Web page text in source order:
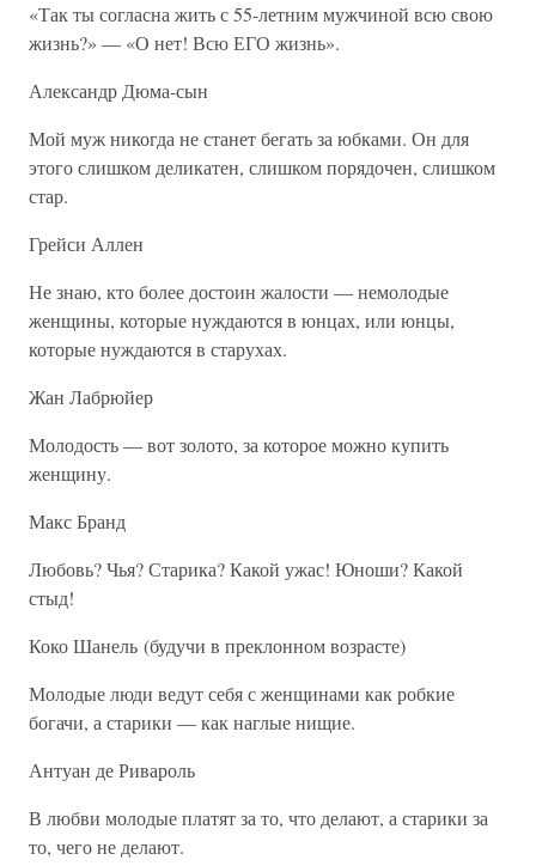
«Так ты согласна жить с 55-летним мужчиной всю свою
жизнь?» — «О нет! Всю ЕГО жизнь».
Александр Дюма-сын
Мой муж никогда не станет бегать за юбками. Он для
этого слишком деликатен, слишком порядочен, слишком
стар.
Грейси Аллен
Не знаю, кто более достоин жалости — немолодые
женщины, которые нуждаются в юнцах, или юнцы,
которые нуждаются в старухах.
Жан Лабрюйер
Молодость — вот золото, за которое можно купить
женщину.
Макс Бранд
Любовь? Чья? Старика? Какой ужас! Юноши? Какой
стыд!
Коко Шанель (будучи в преклонном возрасте)
Молодые люди ведут себя с женщинами как робкие
богачи, а старики — как наглые нищие.
Антуан де Ривароль
В любви молодые платят за то, что делают, а старики за
то, чего не делают.